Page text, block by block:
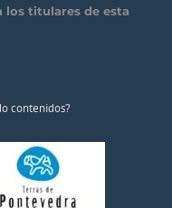
titulares de esta
contenidos?